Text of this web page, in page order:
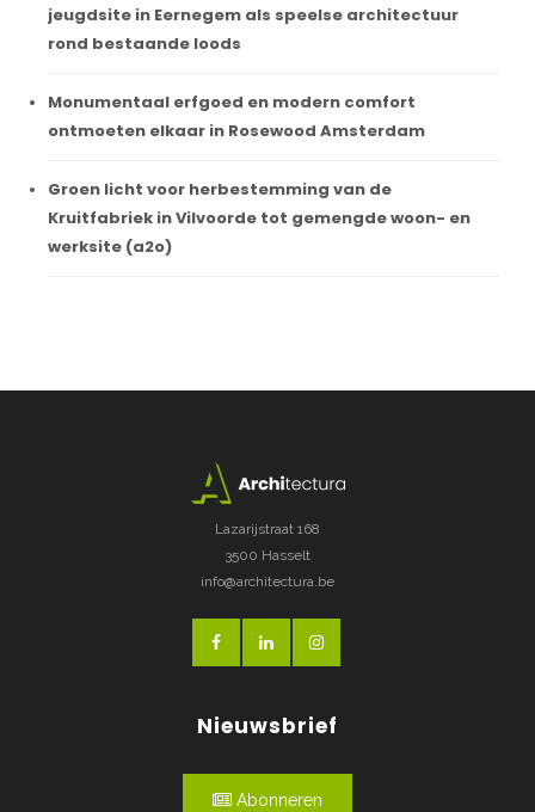
jeugdsite in Eernegem als speelse architectuur
rond bestaande loods
Monumentaal erfgoed en modern comfort
ontmoeten elkaar in Rosewood Amsterdam
Groen licht voor herbestemming van de
Kruitfabriek in Vilvoorde tot gemengde woon- en
werksite (a2o)
Lazarijstraat 168
3500 Hasselt
info@architectura.be
Nieuwsbrief
Abonneren